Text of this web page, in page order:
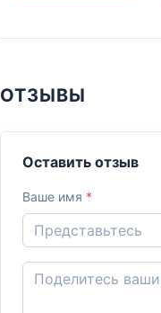
ОТЗЫВЫ
Оставить отзыв
Ваше имя *